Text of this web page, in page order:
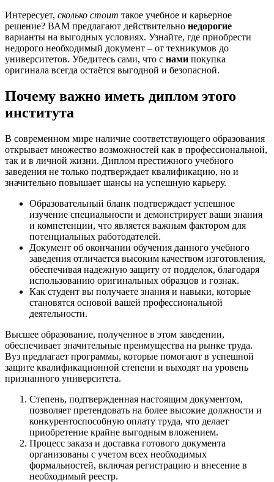
Интересует, сколько стоит такое учебное и карьерное
решение? ВАМ предлагают действительно недорогие
варианты на выгодных условиях. Узнайте, где приобрести
недорого необходимый документ – от техникумов до
университетов. Убедитесь сами, что с нами покупка
оригинала всегда остаётся выгодной и безопасной.
Почему важно иметь диплом этого
института
В современном мире наличие соответствующего образования
открывает множество возможностей как в профессиональной,
так и в личной жизни. Диплом престижного учебного
заведения не только подтверждает квалификацию, но и
значительно повышает шансы на успешную карьеру.
Образовательный бланк подтверждает успешное
изучение специальности и демонстрирует ваши знания
и компетенции, что является важным фактором для
потенциальных работодателей.
Документ об окончании обучения данного учебного
заведения отличается высоким качеством изготовления,
обеспечивая надежную защиту от подделок, благодаря
использованию оригинальных образцов и гознак.
Как студент вы получаете знания и навыки, которые
становятся основой вашей профессиональной
деятельности.
Высшее образование, полученное в этом заведении,
обеспечивает значительные преимущества на рынке труда.
Вуз предлагает программы, которые помогают в успешной
защите квалификационной степени и выходят на уровень
признанного университета.
Степень, подтвержденная настоящим документом,
позволяет претендовать на более высокие должности и
конкурентоспособную оплату труда, что делает
приобретение крайне выгодным вложением.
Процесс заказа и доставка готового документа
организованы с учетом всех необходимых
формальностей, включая регистрацию и внесение в
необходимый реестр.